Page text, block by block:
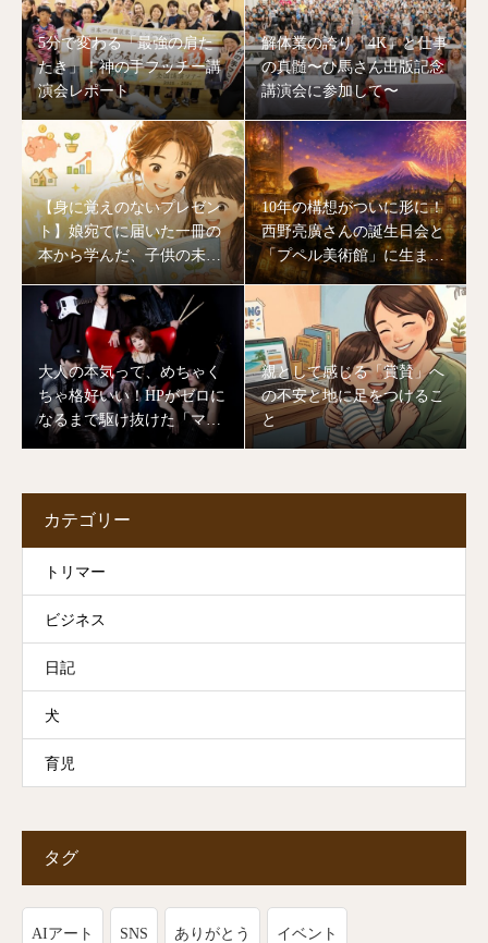
5分で変わる「最強の肩た
たき」！神の手フッチー講
演会レポート
解体業の誇り「4K」と仕事
の真髄〜ひ馬さん出版記念
講演会に参加して〜
【身に覚えのないプレゼン
ト】娘宛てに届いた一冊の
本から学んだ、子供の未来
を作る「大人のあり方」
10年の構想がついに形に！
西野亮廣さんの誕生日会と
「プペル美術館」に生まれ
変わる川口湖の奇跡
大人の本気って、めちゃく
ちゃ格好いい！HPがゼロに
なるまで駆け抜けた「マミ
ヨバンド」ライブの裏側
親として感じる「賞賛」へ
の不安と地に足をつけるこ
と
カテゴリー
トリマー
ビジネス
日記
犬
育児
タグ
AIアート SNS ありがとう イベント